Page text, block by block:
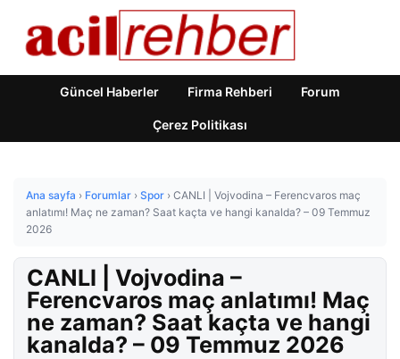
Güncel Haberler Firma Rehberi Forum
Çerez Politikası
Ana sayfa › Forumlar › Spor › CANLI | Vojvodina – Ferencvaros maç
anlatımı! Maç ne zaman? Saat kaçta ve hangi kanalda? – 09 Temmuz
2026
CANLI | Vojvodina –
Ferencvaros maç anlatımı! Maç
ne zaman? Saat kaçta ve hangi
kanalda? – 09 Temmuz 2026